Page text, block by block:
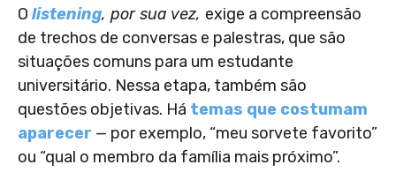
O listening, por sua vez, exige a compreensão
de trechos de conversas e palestras, que são
situações comuns para um estudante
universitário. Nessa etapa, também são
questões objetivas. Há temas que costumam
aparecer — por exemplo, “meu sorvete favorito”
ou “qual o membro da família mais próximo”.